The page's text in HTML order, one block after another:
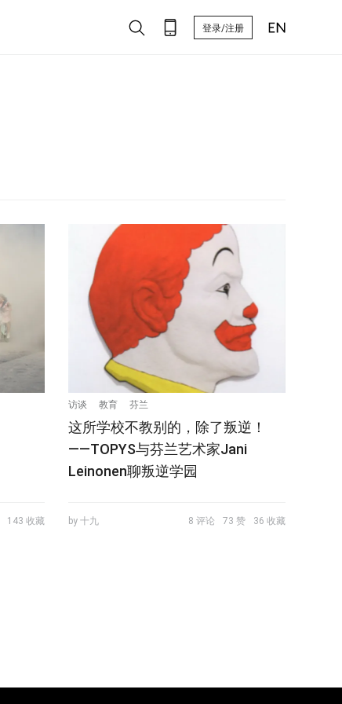
登录/注册
143 收藏
访谈 教育 芬兰
这所学校不教别的，除了叛逆！
——TOPYS与芬兰艺术家Jani
Leinonen聊叛逆学园
by 十九 8 评论 73 赞 36 收藏